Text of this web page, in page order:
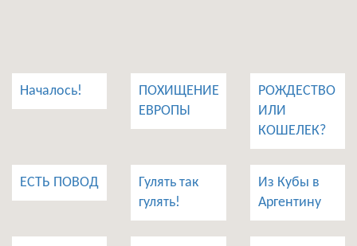
Началось!
ПОХИЩЕНИЕ
ЕВРОПЫ
РОЖДЕСТВО
ИЛИ
КОШЕЛЕК?
ЕСТЬ ПОВОД
Гулять так
гулять!
Из Кубы в
Аргентину